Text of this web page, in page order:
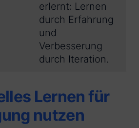
erlernt: Lernen
durch Erfahrung
und
Verbesserung
durch Iteration.
Lernen für
nutzen